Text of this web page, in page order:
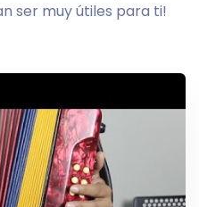
ser muy útiles para ti!